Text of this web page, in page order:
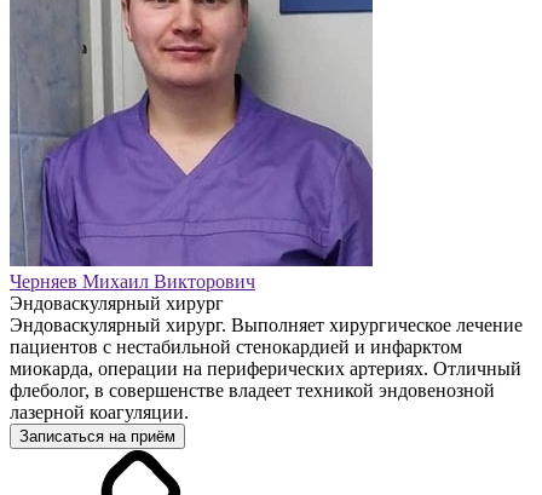
Черняев Михаил Викторович
Эндоваскулярный хирург
Эндоваскулярный хирург. Выполняет хирургическое лечение
пациентов с нестабильной стенокардией и инфарктом
миокарда, операции на периферических артериях. Отличный
флеболог, в совершенстве владеет техникой эндовенозной
лазерной коагуляции.
Записаться на приём